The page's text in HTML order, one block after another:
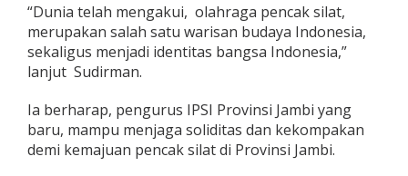
“Dunia telah mengakui, olahraga pencak silat,
merupakan salah satu warisan budaya Indonesia,
sekaligus menjadi identitas bangsa Indonesia,”
lanjut Sudirman.
Ia berharap, pengurus IPSI Provinsi Jambi yang
baru, mampu menjaga soliditas dan kekompakan
demi kemajuan pencak silat di Provinsi Jambi.